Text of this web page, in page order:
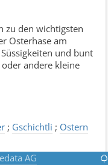
zu den wichtigsten
Osterhase am
und bunt
andere kleine
Suche nach den
Sofaecke zu
viel Spass wie
Unterstützung von
; Gschichtli ; Ostern
AG